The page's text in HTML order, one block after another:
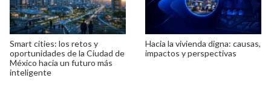
Smart cities: los retos y
oportunidades de la Ciudad de
México hacia un futuro más
inteligente
Hacia la vivienda digna: causas,
impactos y perspectivas